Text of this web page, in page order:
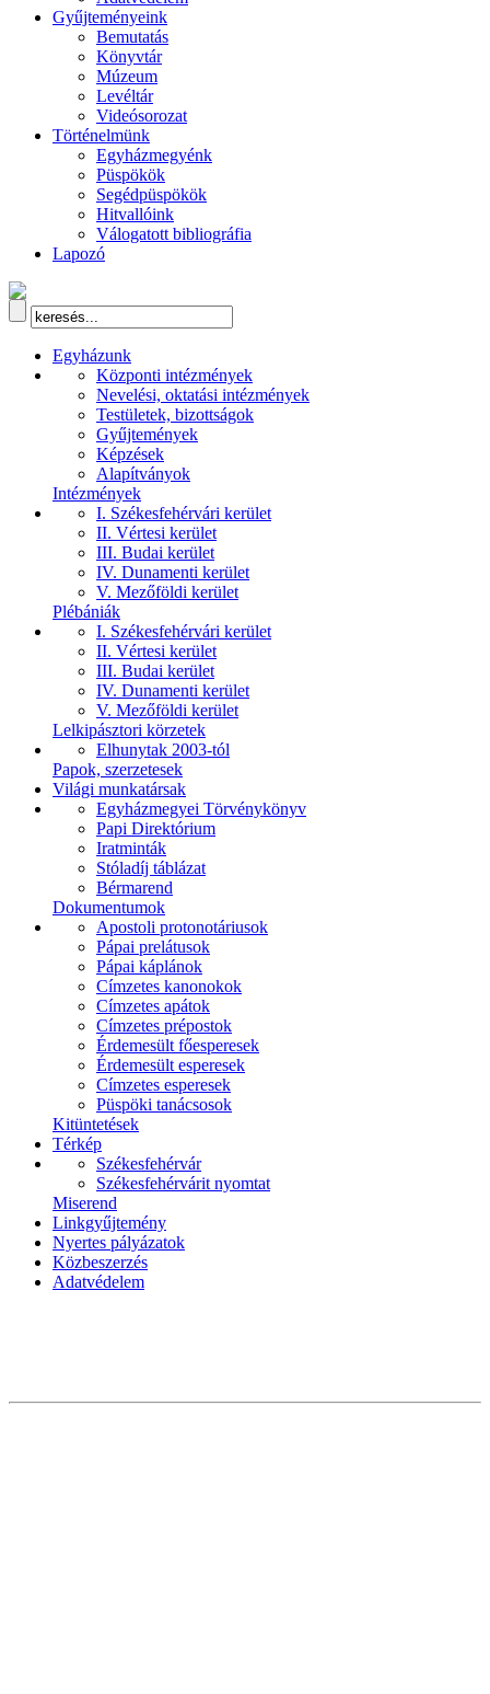
Gyűjteményeink
Bemutatás
Könyvtár
Múzeum
Levéltár
Videósorozat
Történelmünk
Egyházmegyénk
Püspökök
Segédpüspökök
Hitvallóink
Válogatott bibliográfia
Lapozó
Egyházunk
Központi intézmények
Nevelési, oktatási intézmények
Testületek, bizottságok
Gyűjtemények
Képzések
Alapítványok
Intézmények
I. Székesfehérvári kerület
II. Vértesi kerület
III. Budai kerület
IV. Dunamenti kerület
V. Mezőföldi kerület
Plébániák
I. Székesfehérvári kerület
II. Vértesi kerület
III. Budai kerület
IV. Dunamenti kerület
V. Mezőföldi kerület
Lelkipásztori körzetek
Elhunytak 2003-tól
Papok, szerzetesek
Világi munkatársak
Egyházmegyei Törvénykönyv
Papi Direktórium
Iratminták
Stóladíj táblázat
Bérmarend
Dokumentumok
Apostoli protonotáriusok
Pápai prelátusok
Pápai káplánok
Címzetes kanonokok
Címzetes apátok
Címzetes prépostok
Érdemesült főesperesek
Érdemesült esperesek
Címzetes esperesek
Püspöki tanácsosok
Kitüntetések
Térkép
Székesfehérvár
Székesfehérvárit nyomtat
Miserend
Linkgyűjtemény
Nyertes pályázatok
Közbeszerzés
Adatvédelem